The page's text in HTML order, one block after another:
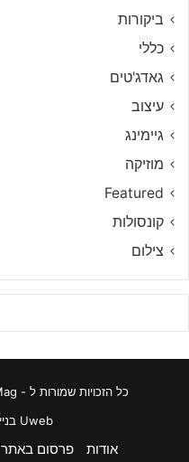
ביקורות
כללי
גאדג'טים
עיצוב
גיימינג
מוזיקה
Featured
קונסולות
צילום
כל הזכויות שמורות ל - NetMag מגזין טכנולוגיה וגאדג'טים
Uweb בנייה וקידום אתרים
אודות פרסום באתר